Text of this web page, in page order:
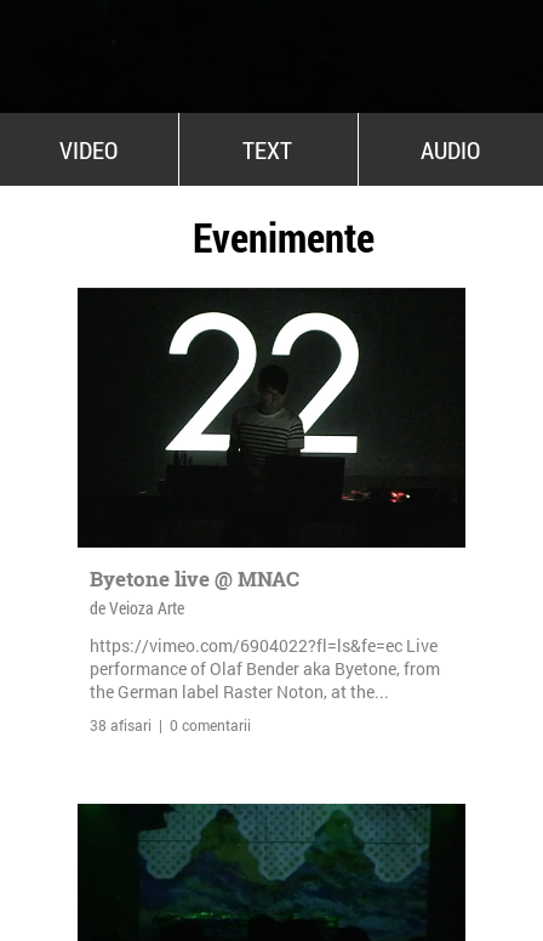
VIDEO TEXT AUDIO
Evenimente
Byetone live @ MNAC
de Veioza Arte
https://vimeo.com/6904022?fl=ls&fe=ec Live
performance of Olaf Bender aka Byetone, from
the German label Raster Noton, at the...
38 afisari | 0 comentarii